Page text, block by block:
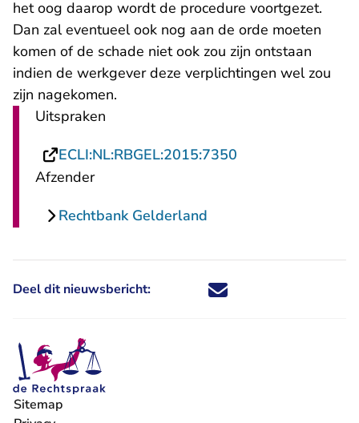
het oog daarop wordt de procedure voortgezet.
Dan zal eventueel ook nog aan de orde moeten
komen of de schade niet ook zou zijn ontstaan
indien de werkgever deze verplichtingen wel zou
zijn nagekomen.
Uitspraken
ECLI:NL:RBGEL:2015:7350
Afzender
Rechtbank Gelderland
Deel dit nieuwsbericht: Deel dit nieuwsbericht via X -
Deel dit nieuwsbericht via
Deel dit nieuwsbericht
Deel dit
Sitemap